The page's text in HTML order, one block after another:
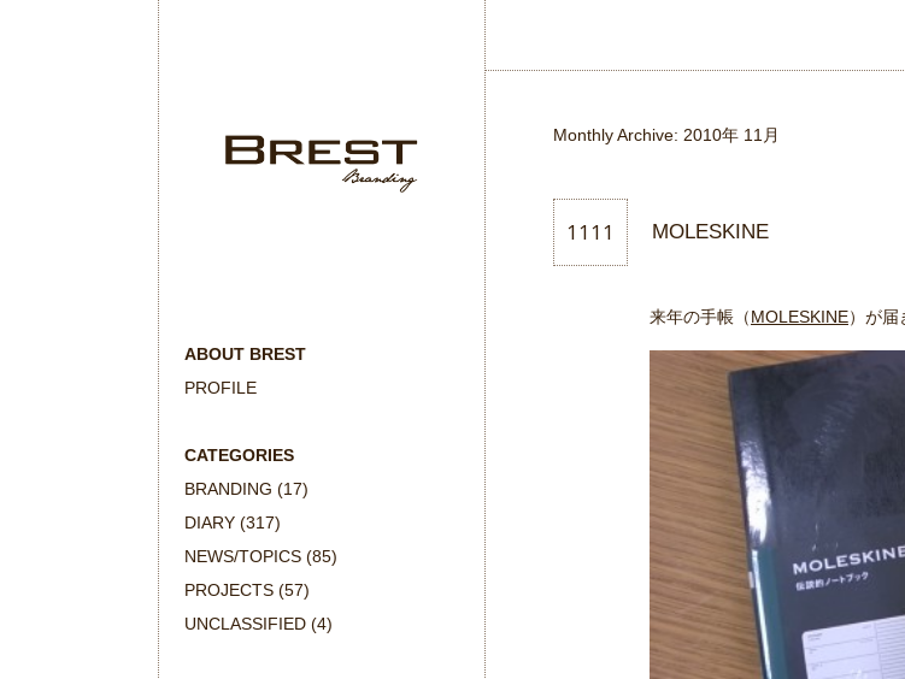
ABOUT BREST
PROFILE
CATEGORIES
BRANDING (17)
DIARY (317)
NEWS/TOPICS (85)
PROJECTS (57)
UNCLASSIFIED (4)
Monthly Archive: 2010年 11月
1111 MOLESKINE
来年の手帳（MOLESKINE）が届